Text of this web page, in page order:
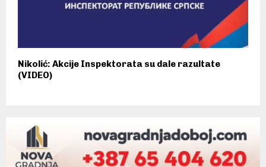
Nikolić: Akcije Inspektorata su dale razultate
(VIDEO)